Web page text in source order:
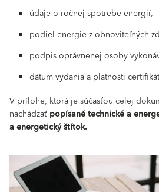
údaje o ročnej spotrebe energií,
podiel energie z obnoviteľných
podpis oprávnenej osoby
dátum vydania a platnosti
V prílohe, ktorá je súčasťou celej
nachádzať popísané technické a
a energetický štítok.